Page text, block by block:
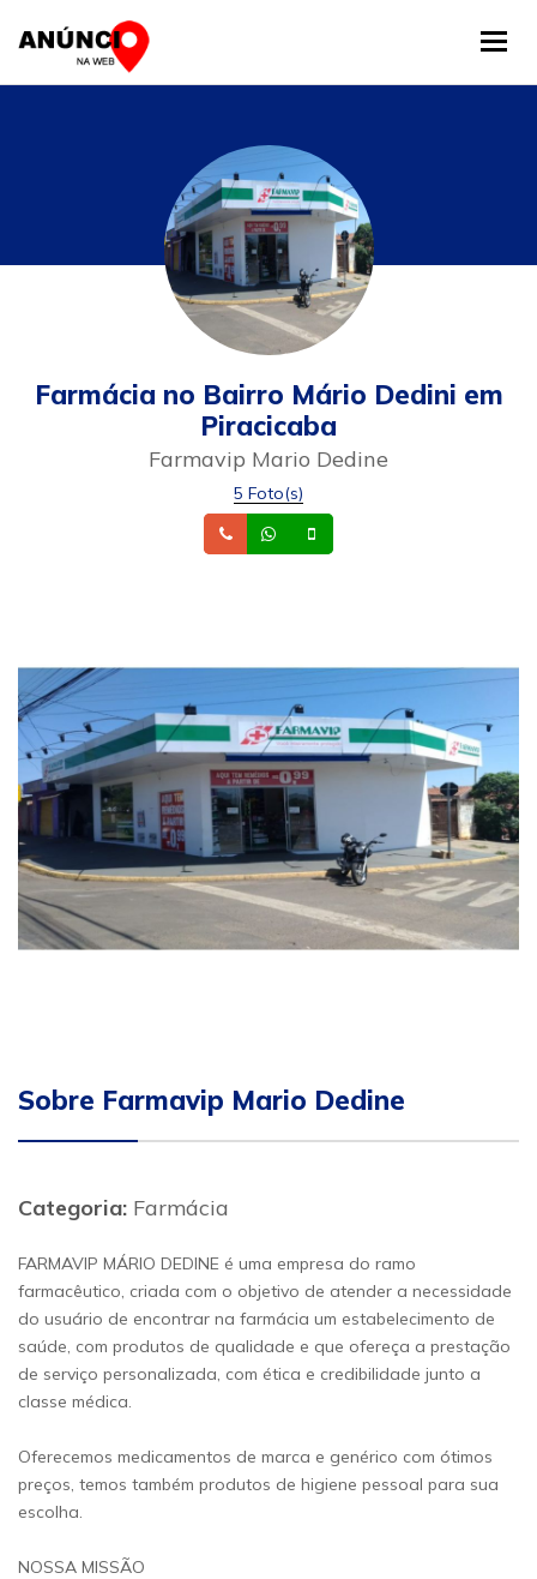
Farmácia no Bairro Mário Dedini em
Piracicaba
Farmavip Mario Dedine
5 Foto(s)
TelefoneWhatsapp
Sobre Farmavip Mario Dedine
Categoria: Farmácia
FARMAVIP MÁRIO DEDINE é uma empresa do ramo
farmacêutico, criada com o objetivo de atender a necessidade
do usuário de encontrar na farmácia um estabelecimento de
saúde, com produtos de qualidade e que ofereça a prestação
de serviço personalizada, com ética e credibilidade junto a
classe médica.
Oferecemos medicamentos de marca e genérico com ótimos
preços, temos também produtos de higiene pessoal para sua
escolha.
NOSSA MISSÃO